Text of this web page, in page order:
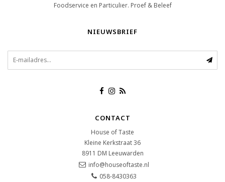
Foodservice en Particulier. Proef & Beleef
NIEUWSBRIEF
CONTACT
House of Taste
Kleine Kerkstraat 36
8911 DM Leeuwarden
info@houseoftaste.nl
058-8430363